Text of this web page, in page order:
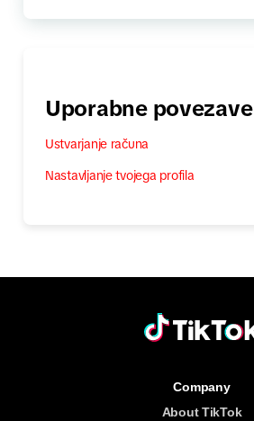
Uporabne povezave
Ustvarjanje računa
Nastavljanje tvojega profila
Company
About TikTok